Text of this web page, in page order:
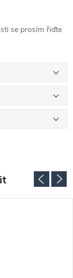
se prosím řiďte